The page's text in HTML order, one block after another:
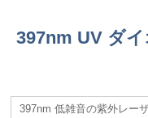
397nm UV ダ
397nm 低雑音の紫外レー